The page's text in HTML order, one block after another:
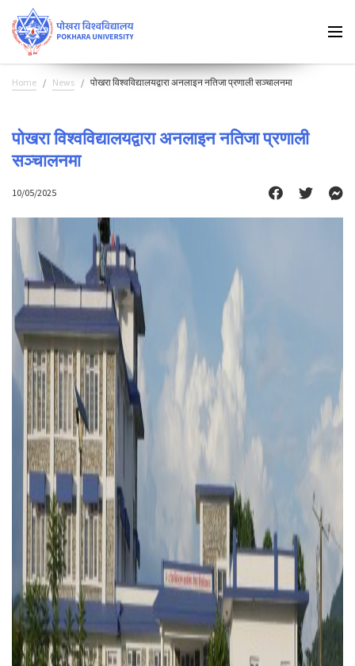
Home News पोखरा विश्वविद्यालयद्वारा अनलाइन नतिजा प्रणाली सञ्चालनमा
पोखरा विश्वविद्यालयद्वारा अनलाइन नतिजा प्रणाली
सञ्चालनमा
10/05/2025